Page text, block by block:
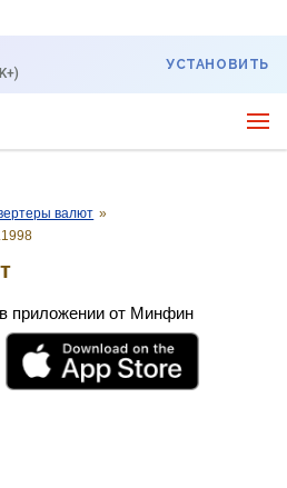
УСТАНОВИТЬ
валют »
приложении от Минфин